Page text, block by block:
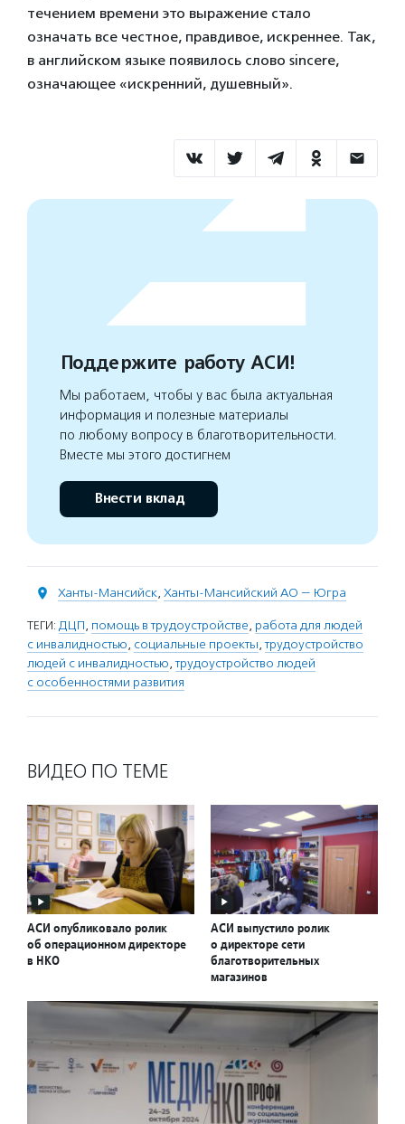
течением времени это выражение стало
означать все честное, правдивое, искреннее. Так,
в английском языке появилось слово sincere,
означающее «искренний, душевный».
Поддержите работу АСИ!
Мы работаем, чтобы у вас была актуальная
информация и полезные материалы
по любому вопросу в благотворительности.
Вместе мы этого достигнем
Внести вклад
Ханты-Мансийск, Ханты-Мансийский АО — Югра
ТЕГИ: ДЦП, помощь в трудоустройстве, работа для людей
с инвалидностью, социальные проекты,трудоустройство
людей с инвалидностью,трудоустройство людей
с особенностями развития
ВИДЕО ПО ТЕМЕ
АСИ опубликовало ролик
об операционном директоре
в НКО
АСИ выпустило ролик
о директоре сети
благотворительных
магазинов